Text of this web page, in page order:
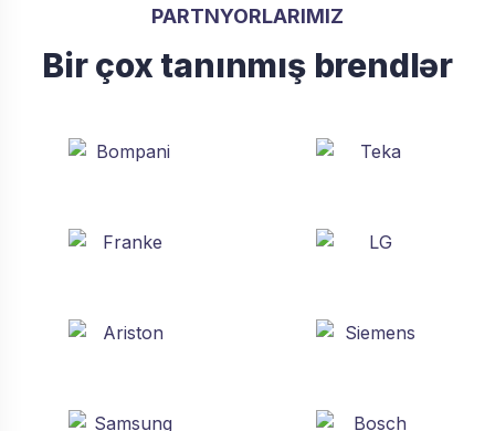
PARTNYORLARIMIZ
Bir çox tanınmış brendlər